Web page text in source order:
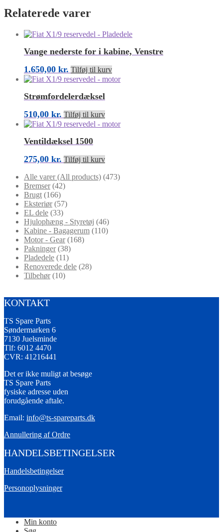
Relaterede varer
Vange nederste for i kabine, Venstre
1.650,00 kr. Tilføj til kurv
Strømfordelerdæksel
510,00 kr. Tilføj til kurv
Ventildæksel 1500
275,00 kr. Tilføj til kurv
Alle varer (All products) (473)
Bremser (42)
Brugt (166)
Eksteriør (57)
EL dele (33)
Hjulophæng - Styretøj (46)
Kabine - Bagagerum (110)
Motor - Gear (168)
Pakninger (38)
Pladedele (11)
Renoverede dele (28)
Tilbehør (10)
KONTAKT
TS Spare Parts
Søndermarken 6
7130 Juelsminde
Tlf: 6012 4470
CVR: 41216441
Det er ikke muligt at besøge
TS Spare Parts
fysiske adresse uden
forudgående aftale.
Email: info@ts-spareparts.dk
Annullering af Ordre
HANDELSBETINGELSER
Handelsbetingelser
Personoplysninger
Min konto